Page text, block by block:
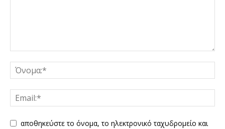
αποθηκεύστε το όνομα, το ηλεκτρονικό ταχυδρομείο και